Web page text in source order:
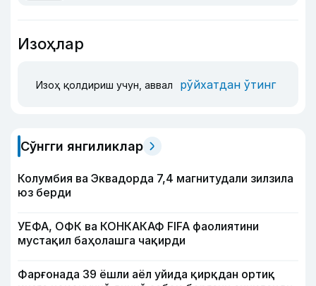
Изоҳлар
Изоҳ қолдириш учун, аввал рўйхатдан ўтинг
Сўнгги янгиликлар
Колумбия ва Эквадорда 7,4 магнитудали зилзила
юз берди
УЕФА, ОФК ва КОНКАКАФ FIFA фаолиятини
мустақил баҳолашга чақирди
Фарғонада 39 ёшли аёл уйида қирқдан ортиқ